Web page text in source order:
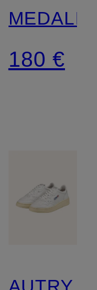
180 €